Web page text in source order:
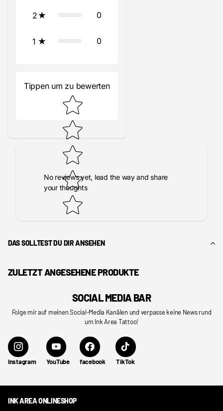
2 0
1 0
Tippen um zu bewerten
No reviews yet, lead the way and share
your thoughts
DAS SOLLTEST DU DIR ANSEHEN
ZULETZT ANGESEHENE PRODUKTE
SOCIAL MEDIA BAR
Folge mir auf meinen Social-Media Kanälen und verpasse keine News rund
um Ink Area Tattoo!
Instagram YouTube facebook TikTok
INK AREA ONLINESHOP